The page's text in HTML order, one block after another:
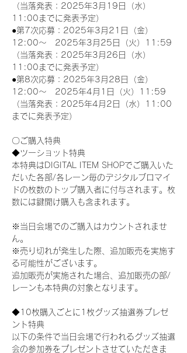
（当落発表：2025年3月19日（水）
11:00までに発表予定）
●第7次応募：2025年3月21日（金）
12:00～　2025年3月25日（火）11:59
（当落発表：2025年3月26日（水）
11:00までに発表予定）
●第8次応募：2025年3月28日（金）
12:00～　2025年4月1日（火）11:59
（当落発表：2025年4月2日（水）11:00
までに発表予定）
〇ご購入特典
◆ツーショット特典
本特典はDIGITAL ITEM SHOPでご購入いた
だいた各部/各レーン毎のデジタルブロマイ
ドの枚数のトップ購入者に付与されます。枚
数には鍵開け購入も含まれます。
※当日会場でのご購入はカウントされませ
ん。
※売り切れが発生した際、追加販売を実施す
る可能性がございます。
追加販売が実施された場合、追加販売の部/
レーンも本特典の対象となります。
◆10枚購入ごとに1枚グッズ抽選券プレゼ
ント特典
以下の条件で当日会場で行われるグッズ抽選
会の参加券をプレゼントさせていただきま